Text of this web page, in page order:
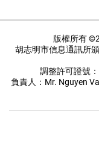
版權所有
胡志明市信息通訊所
調整許可證號
負責人：Mr. Nguyen